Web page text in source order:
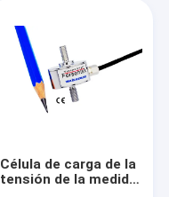
Célula de carga de la
tensión de la medida